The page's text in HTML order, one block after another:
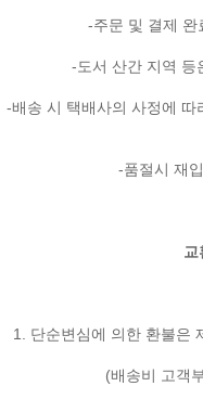
-주문 및 결제 완
-도서 산간 지역 등
-배송 시 택배사의 사정에 따
-품절시 재
교
1. 단순변심에 의한 환불은
(배송비 고객